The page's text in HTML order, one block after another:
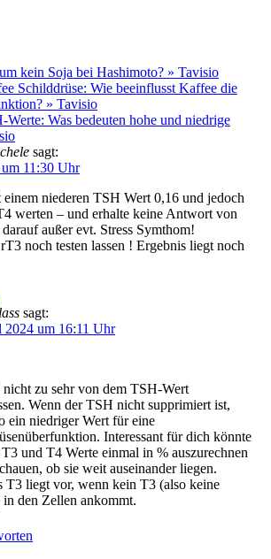
kein Soja bei Hashimoto? » Tavisio
Schilddrüse: Wie beeinflusst Kaffee die
» Tavisio
Werte: Was bedeuten hohe und niedrige
sagt:
11:30 Uhr
niederen TSH Wert 0,16 und jedoch
werten – und erhalte keine Antwort von
außer evt. Stress Symthom!
noch testen lassen ! Ergebnis liegt noch
sagt:
2024 um 16:11 Uhr
nicht zu sehr von dem TSH-Wert
Wenn der TSH nicht supprimiert ist,
ein niedriger Wert für eine
Interessant für dich könnte
und T4 Werte einmal in % auszurechnen
ob sie weit auseinander liegen.
T3 liegt vor, wenn kein T3 (also keine
in den Zellen ankommt.